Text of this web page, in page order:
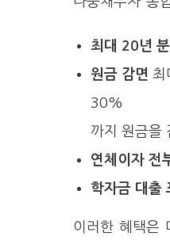
최대 20년
원금 감면 최
30%
까지 원금을
연체이자 전
학자금 대출
이러한 혜택은